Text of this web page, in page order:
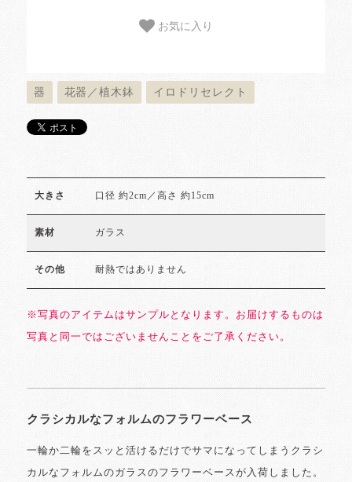
お気に入り
器 花器／植木鉢 イロドリセレクト
大きさ 口径 約2cm／高さ 約15cm
素材 ガラス
その他 耐熱ではありません
※写真のアイテムはサンプルとなります。お届けするものは
写真と同一ではございませんことをご了承ください。
クラシカルなフォルムのフラワーベース
一輪か二輪をスッと活けるだけでサマになってしまうクラシ
カルなフォルムのガラスのフラワーベースが入荷しました。